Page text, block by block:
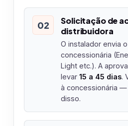
02
Solicitação de
distribuidora
O instalador envia
concessionária
Light etc.). A
levar15 a 45 dias.
à concessionária —
disso.